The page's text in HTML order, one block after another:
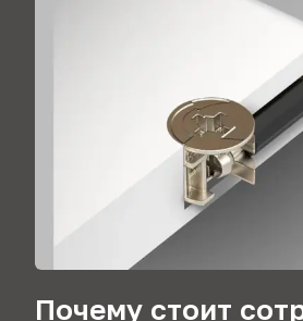
Почему стоит